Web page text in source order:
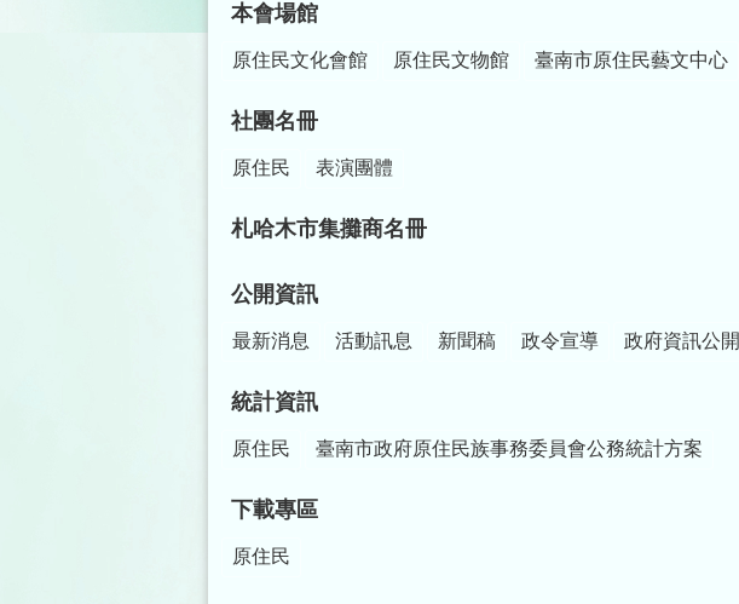
本會場館
原住民文化會館 原住民文物館 臺南市原住民藝文中心
社團名冊
原住民 表演團體
札哈木市集攤商名冊
公開資訊
最新消息 活動訊息 新聞稿 政令宣導 政府資訊公開
統計資訊
原住民 臺南市政府原住民族事務委員會公務統計方案
下載專區
原住民